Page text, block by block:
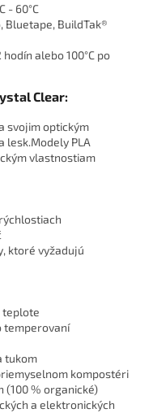
- 60°C
Bluetape, BuildTak®
alebo 100°C po
Clear:
svojim optickým
lesk.Modely PLA
vlastnostiam
ktoré vyžadujú
teplote
temperovaní
tukom
kompostéri
(100 % organické)
a elektronických